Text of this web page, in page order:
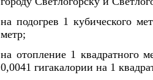
на подогрев 1 кубического
метр;
на отопление 1
0,0041 гигакалории на 1